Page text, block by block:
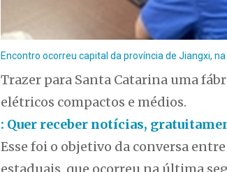
Encontro ocorreu capital da província de Jiangxi,
Trazer para Santa Catarina uma
elétricos compactos e médios.
: Quer receber notícias,
Esse foi o objetivo da conversa